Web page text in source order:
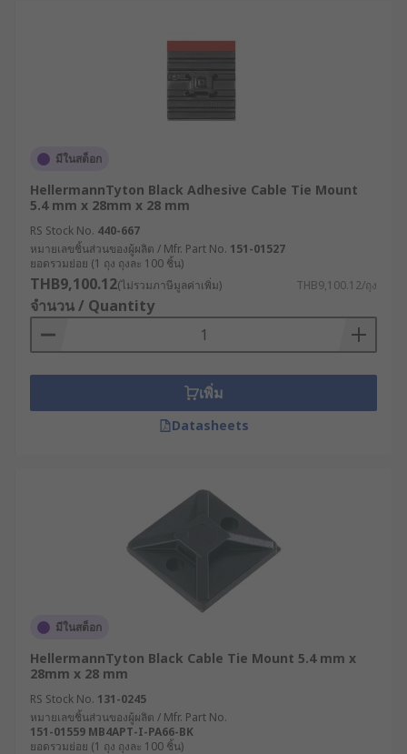
มีในสต็อก
HellermannTyton Black Adhesive Cable Tie Mount
5.4 mm x 28mm x 28 mm
RS Stock No. 440-667
หมายเลขชิ้นส่วนของผู้ผลิต / Mfr. Part No. 151-01527
ยอดรวมย่อย (1 ถุง ถุงละ 100 ชิ้น)
THB9,100.12(ไม่รวมภาษีมูลค่าเพิ่ม) THB9,100.12/ถุง
จำนวน / Quantity
เพิ่ม
Datasheets
มีในสต็อก
HellermannTyton Black Cable Tie Mount 5.4 mm x
28mm x 28 mm
RS Stock No. 131-0245
หมายเลขชิ้นส่วนของผู้ผลิต / Mfr. Part No.
151-01559 MB4APT-I-PA66-BK
ยอดรวมย่อย (1 ถุง ถุงละ 100 ชิ้น)